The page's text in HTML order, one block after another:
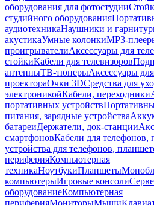
оборудования для фотостудии
студийного оборудования
аудиотехникаНаушники и
акустикаУмные колонкиMP3-
проигрывателиАксессуары для
стойкиКабели для телевизоров
антенныТВ-тюнерыАксессуары
проектораОчки 3DСредства для
электроникойКабели, переходники
портативных устройств
питания, зарядные устройства
батареиДержатели, док-станции
смартфоновКабели для телефонов,
устройства для телефонов,
периферияКомпьютерная
техникаНоутбукиПланшеты
компьютерыИгровые консоли
оборудованиеКомпьютерная
периферияМониторыМыши